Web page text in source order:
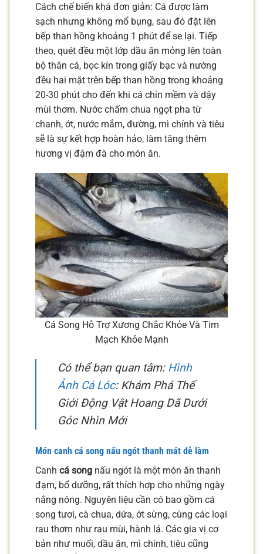
Cách chế biến khá đơn giản: Cá được làm
sạch nhưng không mổ bụng, sau đó đặt lên
bếp than hồng khoảng 1 phút để se lại. Tiếp
theo, quét đều một lớp dầu ăn mỏng lên toàn
bộ thân cá, bọc kín trong giấy bạc và nướng
đều hai mặt trên bếp than hồng trong khoảng
20-30 phút cho đến khi cá chín mềm và dậy
mùi thơm. Nước chấm chua ngọt pha từ
chanh, ớt, nước mắm, đường, mì chính và tiêu
sẽ là sự kết hợp hoàn hảo, làm tăng thêm
hương vị đậm đà cho món ăn.
Cá Song Hỗ Trợ Xương Chắc Khỏe Và Tim
Mạch Khỏe Mạnh
Có thể bạn quan tâm: Hình
Ảnh Cá Lóc: Khám Phá Thế
Giới Động Vật Hoang Dã Dưới
Góc Nhìn Mới
Món canh cá song nấu ngót thanh mát dễ làm
Canh cá song nấu ngót là một món ăn thanh
đạm, bổ dưỡng, rất thích hợp cho những ngày
nắng nóng. Nguyên liệu cần có bao gồm cá
song tươi, cà chua, dứa, ớt sừng, cùng các loại
rau thơm như rau mùi, hành lá. Các gia vị cơ
bản như muối, dầu ăn, mì chính, tiêu cũng